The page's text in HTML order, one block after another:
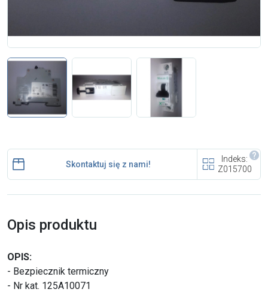
Regulamin
Polityka prywatności
i cookies
Skontaktuj się z nami
Polecany artykuł
urządzeń dla przetwórstwa
mięsnego
Skontaktuj się z nami!
Indeks:
Z015700
Opis produktu
OPIS:
- Bezpiecznik termiczny
- Nr kat. 125A10071